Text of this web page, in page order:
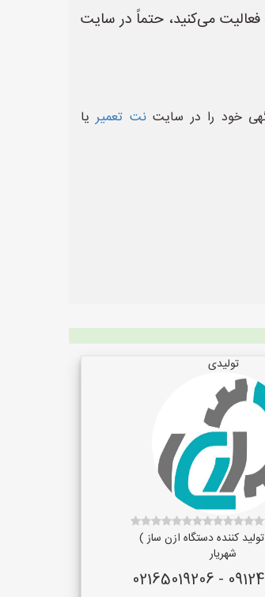
فعالیت می‌کنید، حتماً در سایت
خود را در سایتنت تعمیریا
تولیدی
کننده دستگاه ازن ساز )
شهریار